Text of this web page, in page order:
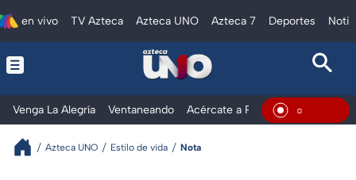
en vivo TV Azteca Azteca UNO Azteca 7 Deportes
Venga La Alegría Ventaneando Acércate a Rocío Al ExtremoEn Vivo
Azteca UNO Estilo de vida Nota